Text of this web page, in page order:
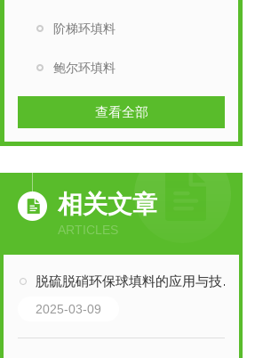
阶梯环填料
鲍尔环填料
查看全部
相关文章
ARTICLES
脱硫脱硝环保球填料的应用与技术优势介绍
2025-03-09